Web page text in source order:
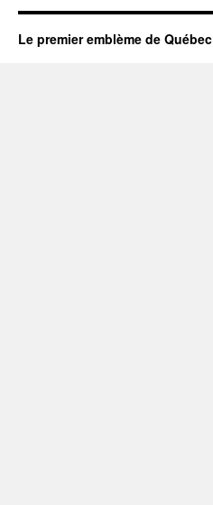
Le premier emblème de Québec